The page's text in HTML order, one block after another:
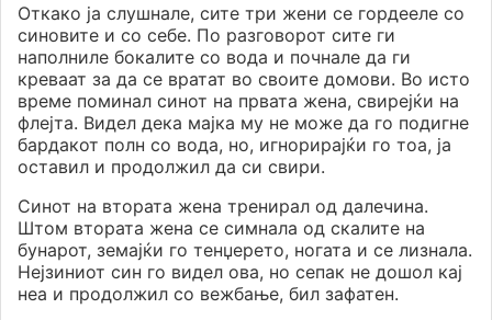
Откако ја слушнале, сите три жени се гордееле со
синовите и со себе. По разговорот сите ги
наполниле бокалите со вода и почнале да ги
креваат за да се вратат во своите домови. Во исто
време поминал синот на првата жена, свирејќи на
флејта. Видел дека мајка му не може да го подигне
бардакот полн со вода, но, игнорирајќи го тоа, ја
оставил и продолжил да си свири.
Синот на втората жена тренирал од далечина.
Штом втората жена се симнала од скалите на
бунарот, земајќи го тенџерето, ногата и се лизнала.
Нејзиниот син го видел ова, но сепак не дошол кај
неа и продолжил со вежбање, бил зафатен.